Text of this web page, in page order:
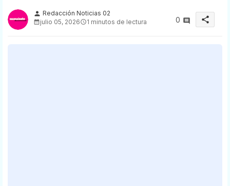
person Redacción Noticias 02
julio 05, 2026
1 minutos de lectura 0 share